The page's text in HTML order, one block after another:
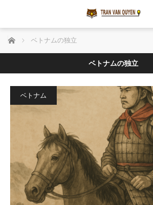
ホーム ベトナムの独立
ベトナムの独立
ベトナム